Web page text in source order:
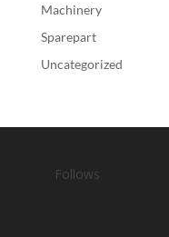
Machinery
Sparepart
Uncategorized
Follows